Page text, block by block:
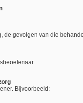
de gevolgen van die
Bijvoorbeeld: